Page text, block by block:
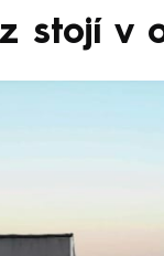
stojí v